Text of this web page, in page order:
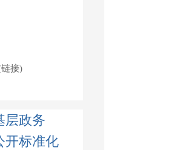
接)
层政务
开标准化